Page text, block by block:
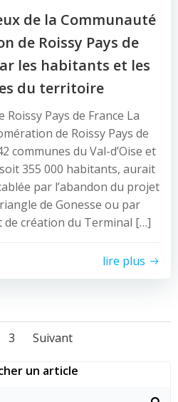
de la Communauté
de Roissy Pays de
les habitants et les
du territoire
Roissy Pays de France La
de Roissy Pays de
communes du Val-d’Oise et
355 000 habitants, aurait
par l’abandon du projet
de Gonesse ou par
de création du Terminal […]
lire plus
Page
3
Navigation
des
Suivant
un article